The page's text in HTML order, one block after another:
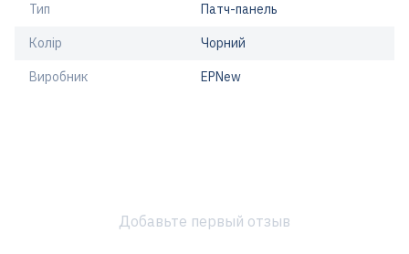
Тип Патч-панель
Колір Чорний
Виробник EPNew
Добавьте первый отзыв